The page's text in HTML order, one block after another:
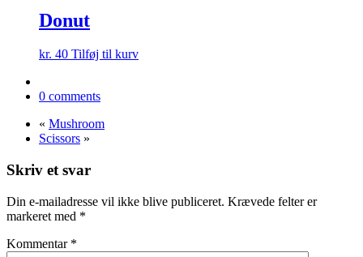
Donut
kr. 40 Tilføj til kurv
0 comments
« Mushroom
Scissors »
Skriv et svar
Din e-mailadresse vil ikke blive publiceret. Krævede felter er
markeret med *
Kommentar *